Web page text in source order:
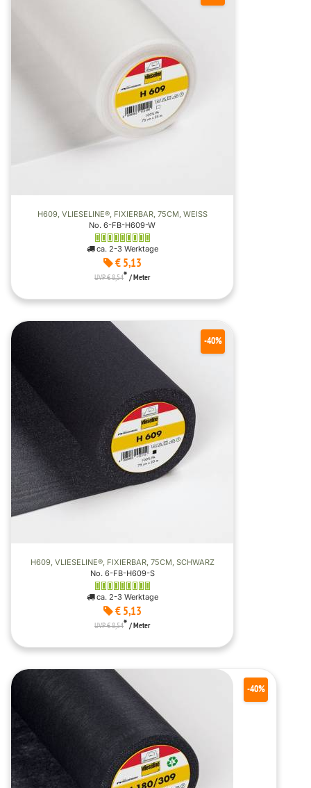
H609, VLIESELINE®, FIXIERBAR, 75CM, WEISS
No. 6-FB-H609-W
ca. 2-3 Werktage
€ 5,13
UVP € 8,54* / Meter
H609, VLIESELINE®, FIXIERBAR, 75CM, SCHWARZ
No. 6-FB-H609-S
ca. 2-3 Werktage
€ 5,13
-40%
UVP € 8,54* / Meter
-40%